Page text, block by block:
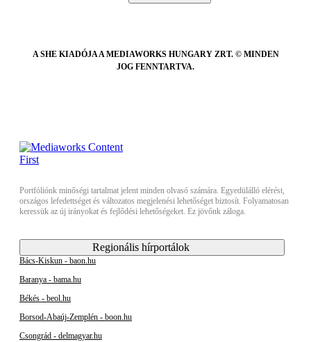
A SHE KIADÓJA A MEDIAWORKS HUNGARY ZRT. © MINDEN
JOG FENNTARTVA.
Portfóliónk minőségi tartalmat jelent minden olvasó számára. Egyedülálló elérést,
országos lefedettséget és változatos megjelenési lehetőséget biztosít. Folyamatosan
keressük az új irányokat és fejlődési lehetőségeket. Ez jövőnk záloga.
Regionális hírportálok
Bács-Kiskun - baon.hu
Baranya - bama.hu
Békés - beol.hu
Borsod-Abaúj-Zemplén - boon.hu
Csongrád - delmagyar.hu